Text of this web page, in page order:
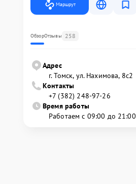
Маршрут
ОбзорОтзывы 258
Адрес
г. Томск, ул. Нахимова, 8с2
Контакты
+7 (382) 248-97-26
Время работы
Работаем с 09:00 до 21:00